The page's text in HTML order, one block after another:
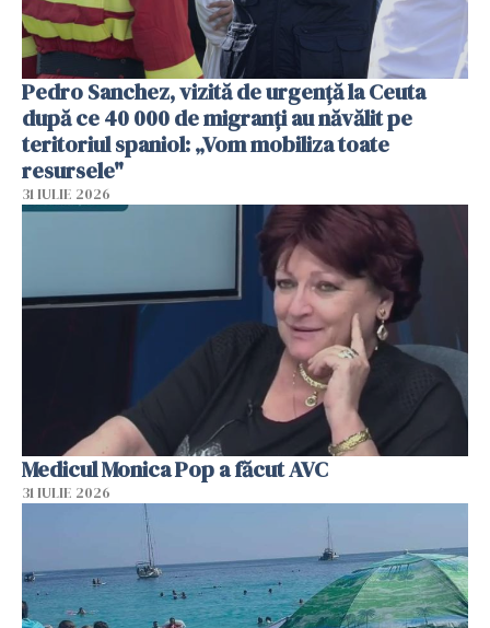
Pedro Sanchez, vizită de urgență la Ceuta
după ce 40 000 de migranți au năvălit pe
teritoriul spaniol: „Vom mobiliza toate
resursele"
31 IULIE 2026
Medicul Monica Pop a făcut AVC
31 IULIE 2026